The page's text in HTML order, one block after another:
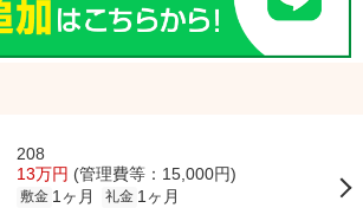
208
13万円 (管理費等：15,000円)
敷金 1ヶ月 礼金 1ヶ月